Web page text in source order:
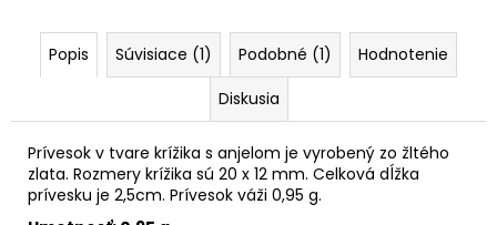
Popis Súvisiace (1) Podobné (1)
Hodnotenie
Diskusia
Prívesok v tvare krížika s anjelom je vyrobený zo žltého
zlata. Rozmery krížika sú 20 x 12 mm. Celková dĺžka
prívesku je 2,5cm. Prívesok váži 0,95 g.